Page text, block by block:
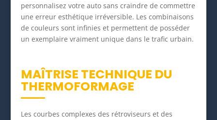
personnalisez votre auto sans craindre de commettre
une erreur esthétique irréversible. Les combinaisons
de couleurs sont infinies et permettent de posséder
un exemplaire vraiment unique dans le trafic urbain.
MAÎTRISE TECHNIQUE DU
THERMOFORMAGE
Les courbes complexes des rétroviseurs et des